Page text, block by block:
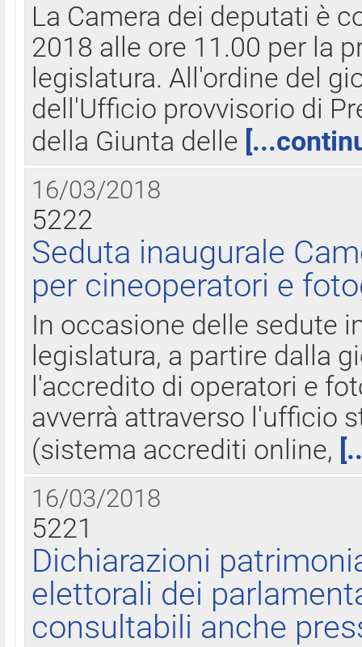
La Camera dei deputati è
2018 alle ore 11.00 per la
legislatura. All'ordine del
dell'Ufficio provvisorio di
della Giunta delle
16/03/2018
5222
Seduta inaugurale
per cineoperatori e
In occasione delle sedute
legislatura, a partire dalla
l'accredito di operatori e
avverrà attraverso l'ufficio
(sistema accrediti online,
16/03/2018
5221
Dichiarazioni
elettorali dei
consultabili anche